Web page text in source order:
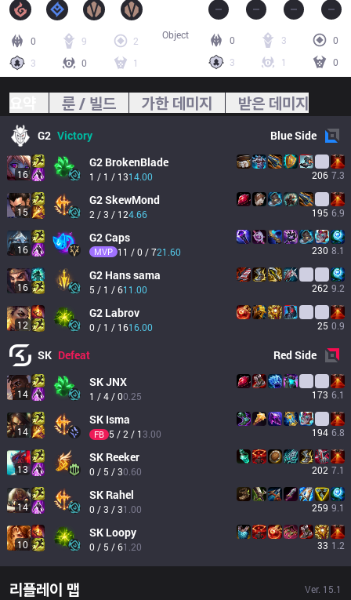
0 9
2
3
0 1
0 3
0
3
1 0
Object
룬 / 빌드 가한 데미지 받은 데미지
G2 Victory BlueSide
16
G2 BrokenBlade
1 / 1 / 1314.00 206 7.3
15
G2SkewMond
2 / 3 / 124.66 195 6.9
16
G2Caps
MVP 11 / 0 / 721.60 230 8.1
16
G2 Hans sama
5 / 1 / 611.00 262 9.2
12
G2 Labrov
0 / 1 / 1616.00 25 0.9
SK Defeat RedSide
14
SKJNX
1 / 4 / 00.25 173 6.1
14
SK Isma
FB 5 / 2 / 1 3.00 194 6.8
13
SK Reeker
0 / 5 / 30.60 202 7.1
14
SK Rahel
0 / 3 / 31.00 259 9.1
10
SK Loopy
0 / 5 / 61.20 33 1.2
리플레이 맵 Ver. 15.1